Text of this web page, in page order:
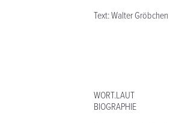
Text: Walter Gröbchen
WORT.LAUT
BIOGRAPHIE